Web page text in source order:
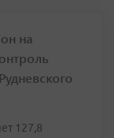
на
127,8